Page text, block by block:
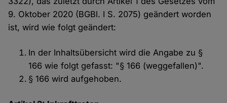
9. Oktober 2020 (BGBl. I S. 2075) geändert worden
ist, wird wie folgt geändert:
In der Inhaltsübersicht wird die Angabe zu §
166 wie folgt gefasst: "§ 166 (weggefallen)".
§ 166 wird aufgehoben.